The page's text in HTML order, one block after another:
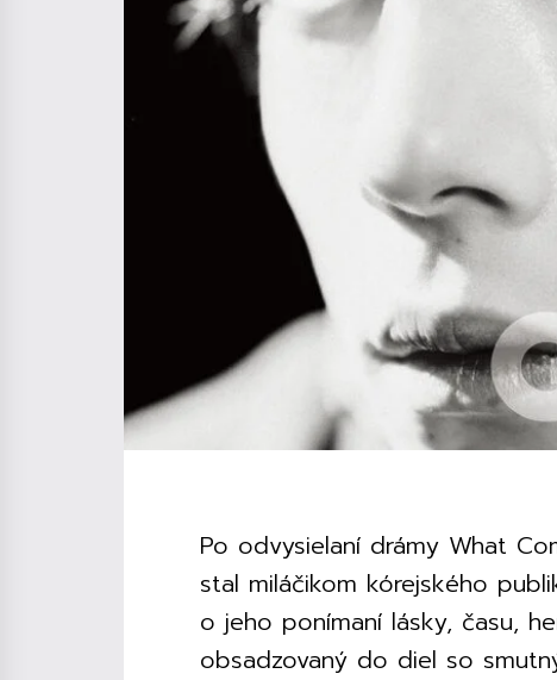
Po odvysielaní drámy What
stal miláčikom kórejského
o jeho ponímaní lásky, času,
obsadzovaný do diel so